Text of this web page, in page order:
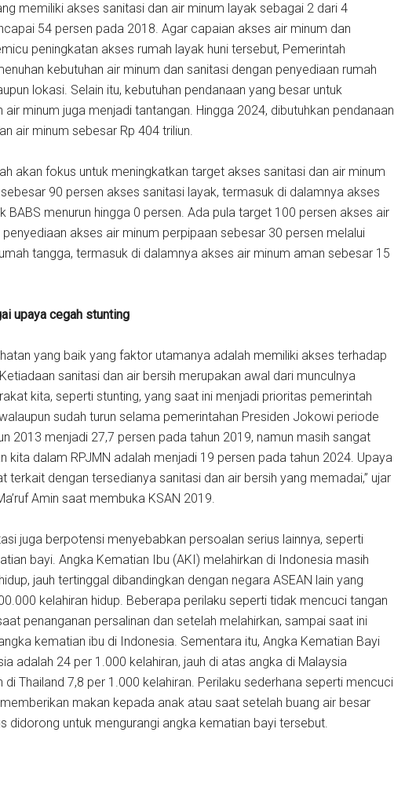
memiliki akses sanitasi dan air minum layak sebagai 2 dari 4
54 persen pada 2018. Agar capaian akses air minum dan
peningkatan akses rumah layak huni tersebut, Pemerintah
kebutuhan air minum dan sanitasi dengan penyediaan rumah
lokasi. Selain itu, kebutuhan pendanaan yang besar untuk
minum juga menjadi tantangan. Hingga 2024, dibutuhkan pendanaan
air minum sebesar Rp 404 triliun.
akan fokus untuk meningkatkan target akses sanitasi dan air minum
90 persen akses sanitasi layak, termasuk di dalamnya akses
BABS menurun hingga 0 persen. Ada pula target 100 persen akses air
akses air minum perpipaan sebesar 30 persen melalui
tangga, termasuk di dalamnya akses air minum aman sebesar 15
upaya cegah stunting
yang baik yang faktor utamanya adalah memiliki akses terhadap
sanitasi dan air bersih merupakan awal dari munculnya
kita, seperti stunting, yang saat ini menjadi prioritas pemerintah
sudah turun selama pemerintahan Presiden Jokowi periode
2013 menjadi 27,7 persen pada tahun 2019, namun masih sangat
kita dalam RPJMN adalah menjadi 19 persen pada tahun 2024. Upaya
terkait dengan tersedianya sanitasi dan air bersih yang memadai,” ujar
Amin saat membuka KSAN 2019.
juga berpotensi menyebabkan persoalan serius lainnya, seperti
bayi. Angka Kematian Ibu (AKI) melahirkan di Indonesia masih
jauh tertinggal dibandingkan dengan negara ASEAN lain yang
kelahiran hidup. Beberapa perilaku seperti tidak mencuci tangan
penanganan persalinan dan setelah melahirkan, sampai saat ini
kematian ibu di Indonesia. Sementara itu, Angka Kematian Bayi
adalah 24 per 1.000 kelahiran, jauh di atas angka di Malaysia
Thailand 7,8 per 1.000 kelahiran. Perilaku sederhana seperti mencuci
makan kepada anak atau saat setelah buang air besar
didorong untuk mengurangi angka kematian bayi tersebut.